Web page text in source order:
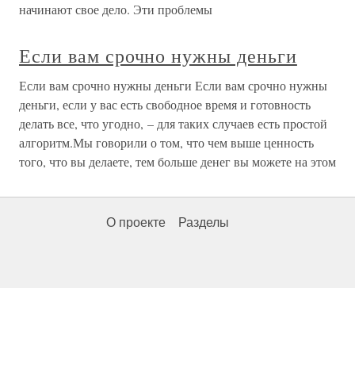
начинают свое дело. Эти проблемы
Если вам срочно нужны деньги
Если вам срочно нужны деньги Если вам срочно нужны
деньги, если у вас есть свободное время и готовность
делать все, что угодно, – для таких случаев есть простой
алгоритм.Мы говорили о том, что чем выше ценность
того, что вы делаете, тем больше денег вы можете на этом
О проекте Разделы